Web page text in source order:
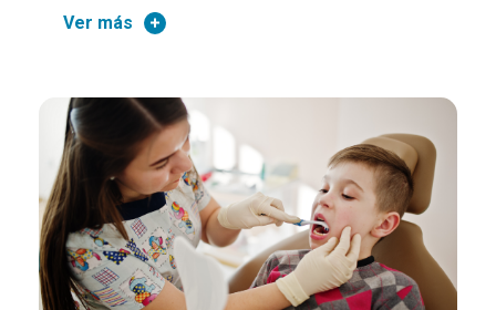
Ver más